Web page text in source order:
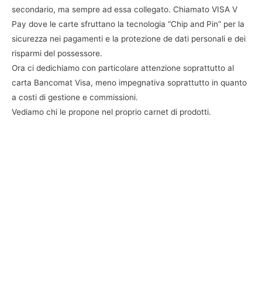
secondario, ma sempre ad essa collegato. Chiamato VISA V
Pay dove le carte sfruttano la tecnologia “Chip and Pin” per la
sicurezza nei pagamenti e la protezione de dati personali e dei
risparmi del possessore.
Ora ci dedichiamo con particolare attenzione soprattutto al
carta Bancomat Visa, meno impegnativa soprattutto in quanto
a costi di gestione e commissioni.
Vediamo chi le propone nel proprio carnet di prodotti.